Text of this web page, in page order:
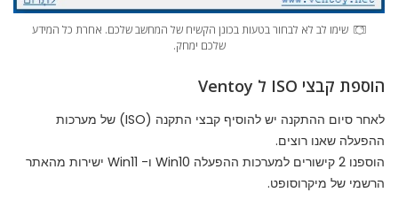
שימו לב לא לבחור בטעות בכונן הקשיח של המחשב שלכם. אחרת כל המידע
שלכם ימחק.
הוספת קבצי ISO ל Ventoy
לאחר סיום ההתקנה יש להוסיף קבצי התקנה (ISO) של מערכות
ההפעלה שאנו רוצים.
הוספנו 2 קישורים למערכות ההפעלה Win10 ו- Win11 ישירות מהאתר
הרשמי של מיקרוסופט.